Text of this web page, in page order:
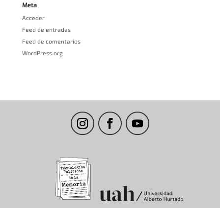
Meta
Acceder
Feed de entradas
Feed de comentarios
WordPress.org